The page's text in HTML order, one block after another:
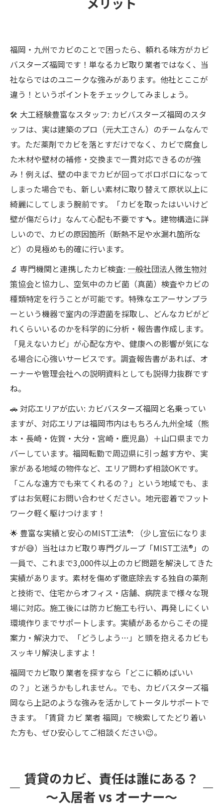
福岡・九州でカビのことで困ったら、頼れる味方がカビ
バスターズ福岡です！単なるカビ取り業者ではなく、当
社ならではのユニークな強みがあります。他社とここが
違う！というポイントをチェックしてみましょう。
🛠 大工経験豊富なスタッフ: カビバスターズ福岡のスタ
ッフは、実は建築のプロ（元大工さん）のチームなんで
す。ただ薬剤でカビを落とすだけでなく、カビで腐食し
た木材や壁材の補修・交換まで一貫対応できるのが強
み！例えば、壁の中までカビが回ってボロボロになって
しまった場合でも、新しい素材に取り替えて原状以上に
綺麗にしてしまう腕前です。「カビを取ったはいいけど
壁が傷だらけ」なんて心配も不要です🔧。建物構造に詳
しいので、カビの原因箇所（断熱不足や水漏れ箇所な
ど）の見極めも的確に行います。
🔬 専門機関と連携したカビ検査: 一般社団法人微生物対
策協会と協力し、空気中のカビ菌（真菌）検査やカビの
種類特定を行うことが可能です。特殊なエアーサンプラ
ーという機器で室内の浮遊菌を採取し、どんなカビがど
れくらいいるのかを科学的に分析・報告書作成します。
「見えないカビ」が心配な方や、健康への影響が気にな
る場合に心強いサービスです。調査報告書があれば、オ
ーナーや管理会社への説明資料としても説得力抜群です
ね。
🚗 対応エリアが広い: カビバスターズ福岡と名乗ってい
ますが、対応エリアは福岡市内はもちろん九州全域（熊
本・長崎・佐賀・大分・宮崎・鹿児島）＋山口県までカ
バーしています。福岡転勤で周辺県に引っ越す方や、実
家がある地域の物件など、エリア問わず相談OKです。
「こんな遠方でも来てくれるの？」という地域でも、ま
ずはお気軽にお問い合わせください。地元密着でフット
ワーク軽く駆けつけます！
🌟 豊富な実績と安心のMIST工法®: （少し宣伝になりま
すが😅）当社はカビ取り専門グループ「MIST工法®」の
一員で、これまで3,000件以上のカビ問題を解決してきた
実績があります。素材を傷めず徹底除去する独自の薬剤
と技術で、住宅からオフィス・店舗、病院まで様々な現
場に対応。施工後には防カビ施工も行い、再発しにくい
環境作りまでサポートします。実績があるからこその提
案力・解決力で、「どうしよう…」と頭を抱えるカビも
スッキリ解決しますよ！
福岡でカビ取り業者を探すなら「どこに頼めばいい
の？」と迷うかもしれません。でも、カビバスターズ福
岡なら上記のような強みを活かしてトータルサポートで
きます。「賃貸 カビ 業者 福岡」で検索してたどり着い
た方も、ぜひ安心してご相談ください😉。
賃貸のカビ、責任は誰にある？
～入居者 vs オーナー～